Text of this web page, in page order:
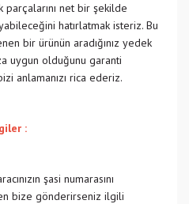
parçalarını net bir şekilde
hatırlatmak isteriz. Bu
bir ürünün aradığınız yedek
uygun olduğunu garanti
anlamanızı rica ederiz.
:
şasi numarasını
bize gönderirseniz ilgili